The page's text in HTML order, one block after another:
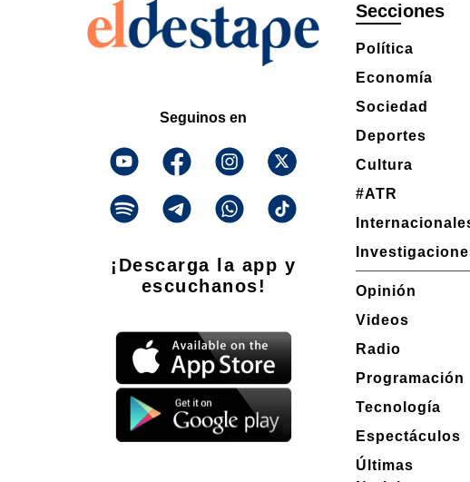
Seguinos en
¡Descarga la app y
escuchanos!
Secciones
Política
Economía
Sociedad
Deportes
Cultura
#ATR
Opinión
Videos
Radio
Programación
Tecnología
Espectáculos
Últimas